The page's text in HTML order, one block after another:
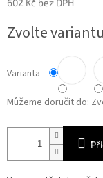
602 Kč bez DPH
cena:
Zvolte variantu
Varianta
Můžeme doručit do: